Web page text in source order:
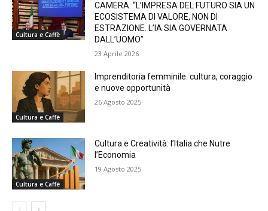
Cultura e Caffè
CAMERA: “L’IMPRESA DEL FUTURO SIA UN
ECOSISTEMA DI VALORE, NON DI
ESTRAZIONE. L’IA SIA GOVERNATA
DALL’UOMO”
23 Aprile 2026
Cultura e Caffè
Imprenditoria femminile: cultura, coraggio
e nuove opportunità
26 Agosto 2025
Cultura e Caffè
Cultura e Creatività: l’Italia che Nutre
l’Economia
19 Agosto 2025